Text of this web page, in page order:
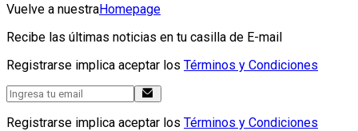
Vuelve a nuestraHomepage
Recibe las últimas noticias en tu casilla de E-mail
Registrarse implica aceptar los Términos y Condiciones
Registrarse implica aceptar los Términos y Condiciones